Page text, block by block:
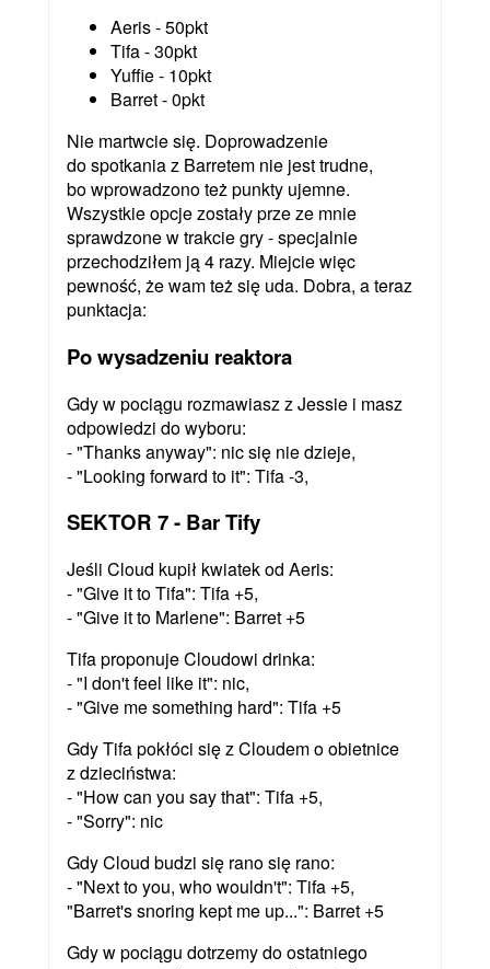
Aeris - 50pkt
Tifa - 30pkt
Yuffie - 10pkt
Barret - 0pkt
Nie martwcie się. Doprowadzenie
do spotkania z Barretem nie jest trudne,
bo wprowadzono też punkty ujemne.
Wszystkie opcje zostały prze ze mnie
sprawdzone w trakcie gry - specjalnie
przechodziłem ją 4 razy. Miejcie więc
pewność, że wam też się uda. Dobra, a teraz
punktacja:
Po wysadzeniu reaktora
Gdy w pociągu rozmawiasz z Jessie i masz
odpowiedzi do wyboru:
- "Thanks anyway": nic się nie dzieje,
- "Looking forward to it": Tifa -3,
SEKTOR 7 - Bar Tify
Jeśli Cloud kupił kwiatek od Aeris:
- "Give it to Tifa": Tifa +5,
- "Give it to Marlene": Barret +5
Tifa proponuje Cloudowi drinka:
- "I don't feel like it": nic,
- "Give me something hard": Tifa +5
Gdy Tifa pokłóci się z Cloudem o obietnice
z dzieciństwa:
- "How can you say that": Tifa +5,
- "Sorry": nic
Gdy Cloud budzi się rano się rano:
- "Next to you, who wouldn't": Tifa +5,
"Barret's snoring kept me up...": Barret +5
Gdy w pociągu dotrzemy do ostatniego